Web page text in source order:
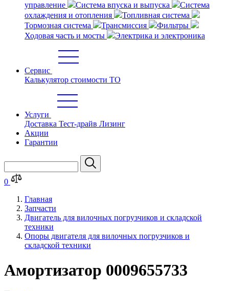
управление
Система впуска и выпуска
Система
охлаждения и отопления
Топливная система
Тормозная система
Трансмиссия
Фильтры
Ходовая часть и мосты
Электрика и электроника
Сервис
Калькулятор стоимости ТО
Услуги
Доставка Тест-драйв Лизинг
Акции
Гарантии
0
Главная
Запчасти
Двигатель для вилочных погрузчиков и складской
техники
Опоры двигателя для вилочных погрузчиков и
складской техники
Амортизатор 0009655733